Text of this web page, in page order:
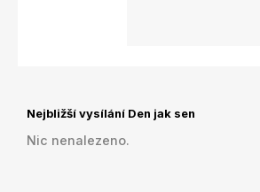
Nejbližší vysílání Den jak sen
Nic nenalezeno.